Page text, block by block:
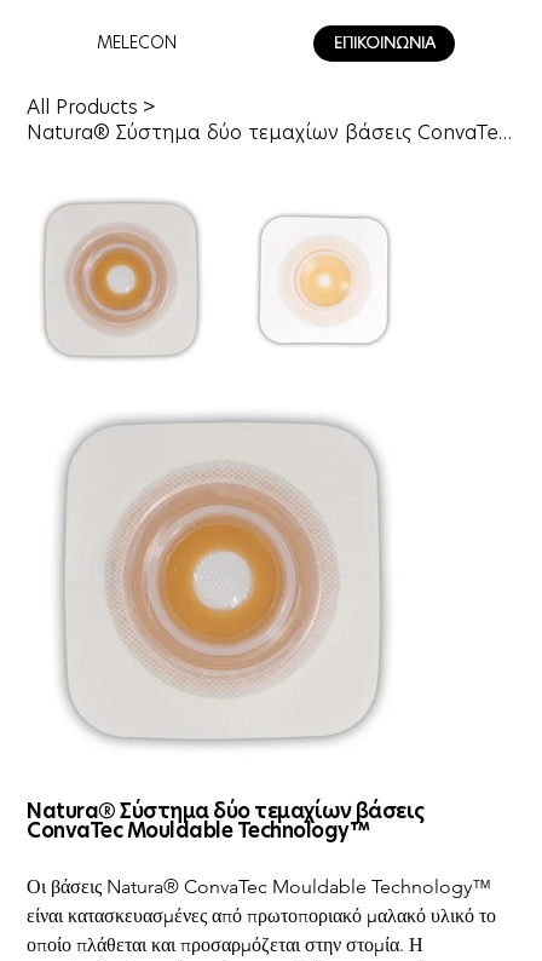
MELECON ΕΠΙΚΟΙΝΩΝΙΑ
All Products >
Natura® Σύστημα δύο τεμαχίων βάσεις ConvaTec Mouldable Technology™
Natura® Σύστημα δύο τεμαχίων βάσεις
ConvaTec Mouldable Technology™
Οι βάσεις Natura® ConvaTec Mouldable Technology™
είναι κατασκευασμένες από πρωτοποριακό μαλακό υλικό το
οποίο πλάθεται και προσαρμόζεται στην στομία. Η